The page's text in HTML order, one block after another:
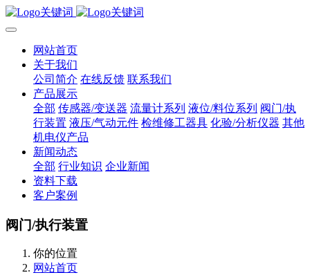
网站首页
关于我们
公司简介 在线反馈 联系我们
产品展示
全部 传感器/变送器 流量计系列 液位/料位系列 阀门/执
行装置 液压/气动元件 检维修工器具 化验/分析仪器 其他
机电仪产品
新闻动态
全部 行业知识 企业新闻
资料下载
客户案例
阀门/执行装置
你的位置
网站首页